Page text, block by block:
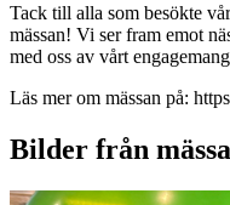
Tack till alla som besökte
mässan! Vi ser fram emot
med oss av vårt
Läs mer om mässan på:
Bilder från